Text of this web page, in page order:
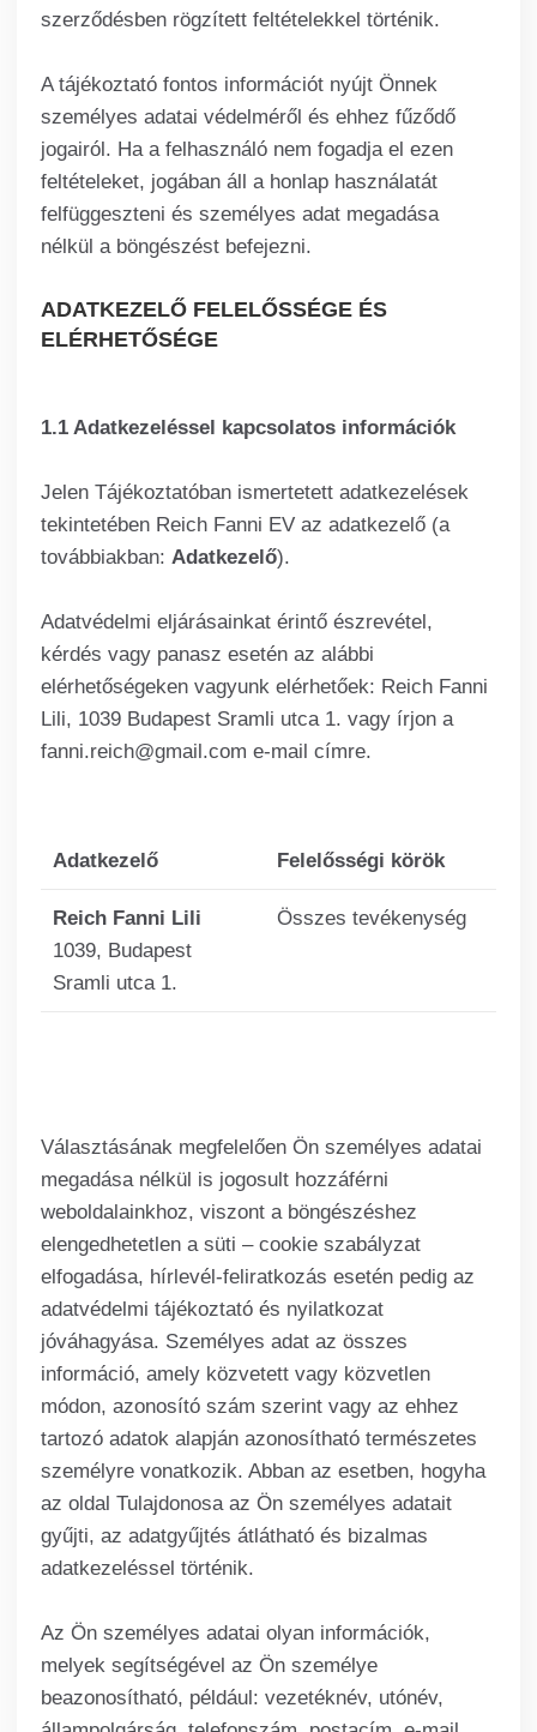
szerződésben rögzített feltételekkel történik.
A tájékoztató fontos információt nyújt Önnek
személyes adatai védelméről és ehhez fűződő
jogairól. Ha a felhasználó nem fogadja el ezen
feltételeket, jogában áll a honlap használatát
felfüggeszteni és személyes adat megadása
nélkül a böngészést befejezni.
ADATKEZELŐ FELELŐSSÉGE ÉS
ELÉRHETŐSÉGE
1.1 Adatkezeléssel kapcsolatos információk
Jelen Tájékoztatóban ismertetett adatkezelések
tekintetében Reich Fanni EV az adatkezelő (a
továbbiakban: Adatkezelő).
Adatvédelmi eljárásainkat érintő észrevétel,
kérdés vagy panasz esetén az alábbi
elérhetőségeken vagyunk elérhetőek: Reich Fanni
Lili, 1039 Budapest Sramli utca 1. vagy írjon a
fanni.reich@gmail.com e-mail címre.
Adatkezelő Felelősségi körök
Reich Fanni Lili
1039, Budapest
Sramli utca 1.
Összes tevékenység
Választásának megfelelően Ön személyes adatai
megadása nélkül is jogosult hozzáférni
weboldalainkhoz, viszont a böngészéshez
elengedhetetlen a süti – cookie szabályzat
elfogadása, hírlevél-feliratkozás esetén pedig az
adatvédelmi tájékoztató és nyilatkozat
jóváhagyása. Személyes adat az összes
információ, amely közvetett vagy közvetlen
módon, azonosító szám szerint vagy az ehhez
tartozó adatok alapján azonosítható természetes
személyre vonatkozik. Abban az esetben, hogyha
az oldal Tulajdonosa az Ön személyes adatait
gyűjti, az adatgyűjtés átlátható és bizalmas
adatkezeléssel történik.
Az Ön személyes adatai olyan információk,
melyek segítségével az Ön személye
beazonosítható, például: vezetéknév, utónév,